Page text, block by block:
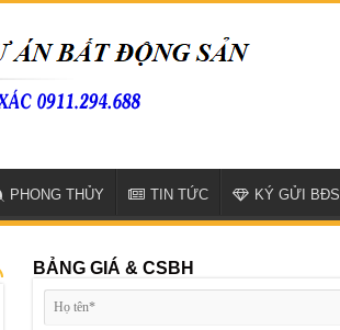
PHONG THỦY TIN TỨC KÝ GỬI BĐS
BẢNG GIÁ & CSBH